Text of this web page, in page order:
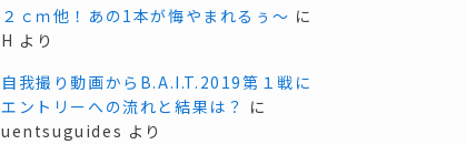
２ｃｍ他！あの1本が悔やまれるぅ～ に
H より
自我撮り動画からB.A.I.T.2019第１戦に
エントリーへの流れと結果は？ に
uentsuguides より